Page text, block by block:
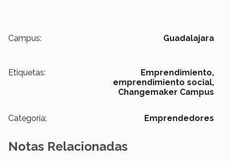
Campus: Guadalajara
Etiquetas:
Emprendimiento,
emprendimiento social,
Changemaker Campus
Categoría: Emprendedores
Notas Relacionadas